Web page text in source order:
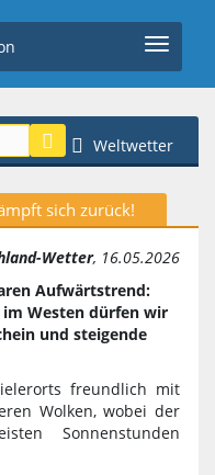
Weltwetter
sich zurück!
Wetter, 16.05.2026
Aufwärtstrend:
Westen dürfen wir
und steigende
freundlich mit
Wolken, wobei der
Sonnenstunden